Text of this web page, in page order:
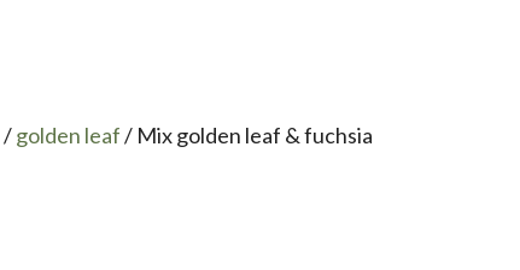
/golden leaf/ Mix golden leaf & fuchsia